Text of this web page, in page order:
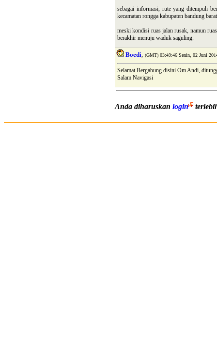
sebagai informasi, rute yang ditempuh
kecamatan rongga kabupaten bandung
meski kondisi ruas jalan rusak, namun
berakhir menuju waduk saguling.
Boedi, (GMT) 03:49:46 Senin, 02 Juni
Selamat Bergabung disini Om Andi,
Salam Navigasi
Anda diharuskan login